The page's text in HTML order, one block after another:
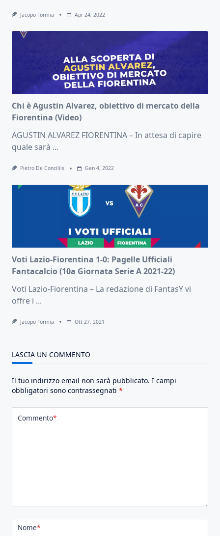
Jacopo Formia Apr 24, 2022
Chi è Agustin Alvarez, obiettivo di mercato della
Fiorentina (Video)
AGUSTIN ALVAREZ FIORENTINA – In attesa di capire
quale sarà ...
Pietro De Conciliis Gen 4, 2022
Voti Lazio-Fiorentina 1-0: Pagelle Ufficiali
Fantacalcio (10a Giornata Serie A 2021-22)
Voti Lazio-Fiorentina – La redazione di FantasY vi
offre i ...
Jacopo Formia Ott 27, 2021
LASCIA UN COMMENTO
Il tuo indirizzo email non sarà pubblicato. I campi
obbligatori sono contrassegnati *
Commento*
Nome*